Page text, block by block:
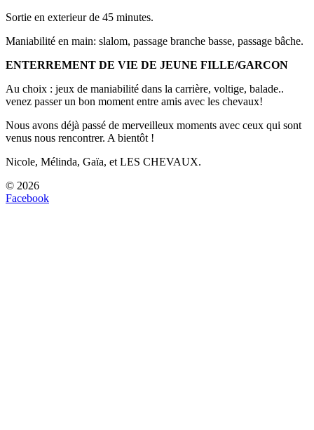
Sortie en exterieur de 45 minutes.
Maniabilité en main: slalom, passage branche basse, passage bâche.
ENTERREMENT DE VIE DE JEUNE FILLE/GARCON
Au choix : jeux de maniabilité dans la carrière, voltige, balade..
venez passer un bon moment entre amis avec les chevaux!
Nous avons déjà passé de merveilleux moments avec ceux qui sont
venus nous rencontrer. A bientôt !
Nicole, Mélinda, Gaïa, et LES CHEVAUX.
© 2026
Facebook